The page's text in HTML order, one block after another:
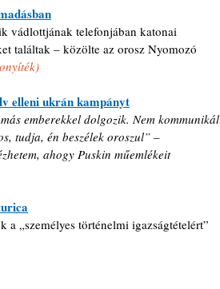
vádlottjának telefonjában katonai
találtak – közölte az orosz Nyomozó
elleni ukrán kampányt
emberekkel dolgozik. Nem kommunikál
tudja, én beszélek oroszul” –
ahogy Puskin műemlékeit
„személyes történelmi igazságtételért”